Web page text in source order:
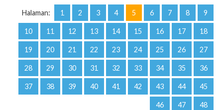
Halaman: 1 2 3 4 5 6 7 8 9
10 11 12 13 14 15 16 17 18
19 20 21 22 23 24 25 26 27
28 29 30 31 32 33 34 35 36
37 38 39 40 41 42 43 44 45
46 47 48